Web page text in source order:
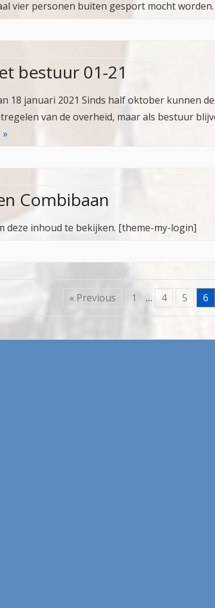
vier personen buiten gesport mocht
bestuur 01-21
18 januari 2021 Sinds half oktober kunnen
van de overheid, maar als bestuur
Combibaan
deze inhoud te bekijken. [theme-my-login]
« Previous 1 … 4 5 6